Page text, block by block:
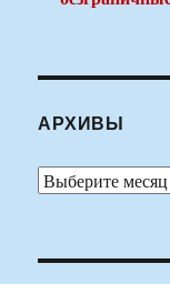
АРХИВЫ
Архивы